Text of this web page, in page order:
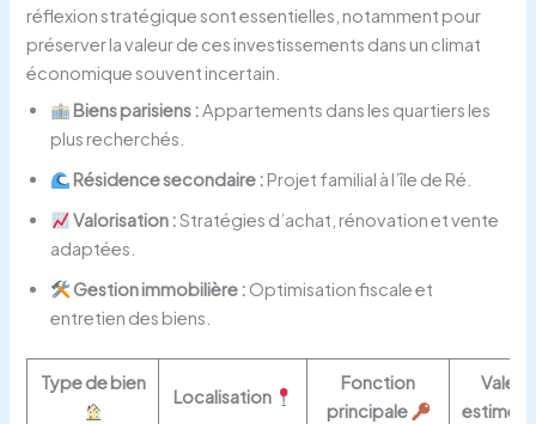
réflexion stratégique sont essentielles, notamment pour
préserver la valeur de ces investissements dans un climat
économique souvent incertain.
Biens parisiens :Appartements dans les quartiers les
plus recherchés.
Résidence secondaire : Projet familial à l’île de Ré.
Valorisation :Stratégies d’achat, rénovation et vente
adaptées.
Gestion immobilière : Optimisation fiscale et
entretien des biens.
Type de bien
Localisation
Fonction
principale
Valeur
estimée